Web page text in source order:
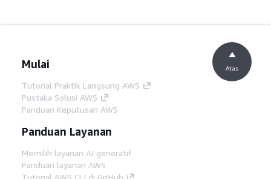
Mulai
Tutorial Praktik Langsung AWS
Pustaka Solusi AWS
Panduan Keputusan AWS
Panduan Layanan
Memilih layanan AI generatif
Panduan layanan AWS
Tutorial AWS CLI di GitHub
Atas